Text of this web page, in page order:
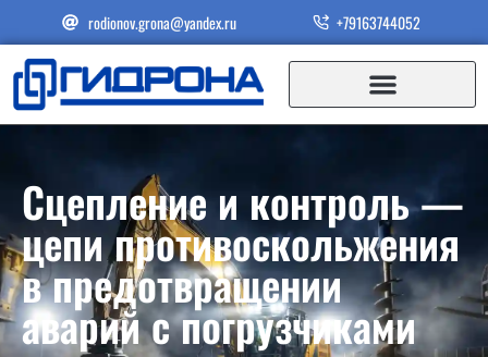
rodionov.grona@yandex.ru +79163744052
Сцепление и контроль —
цепи противоскольжения
в предотвращении
аварий с погрузчиками